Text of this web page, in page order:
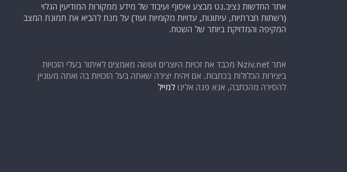
אתר החדשות נציב.נט מבצע איסוף ועיבוד של מידע ממקורות המודיעין הגלוי
(רשתות חברתיות, עיתונות, עדויות מקומיות ועוד) על מנת להביא את תמונת המצב
המקיפה והמדויקת ביותר של השטח.
אתר Nziv.net מכבד את זכויות היוצרים ועושה מאמצים לאיתור בעלי הזכויות
ביצירות הכלולות בכתבות. אם זיהית יצירה שאתה בעל הזכויות בה ואתה מעוניין
להסירה מהכתבה, אנא פנה אלינו למייל